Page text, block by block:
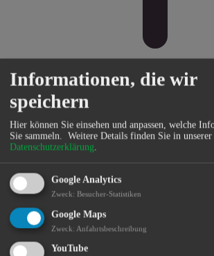
Bürgerservice
Informationen, die wir
speichern
Hier können Sie einsehen und anpassen, welche
Sie sammeln. Weitere Details finden Sie in unserer
Datenschutzerklärung.
Google Analytics
Zweck: Besucher-Statistiken
Google Maps
Zweck: Anfahrtsbeschreibung
YouTube